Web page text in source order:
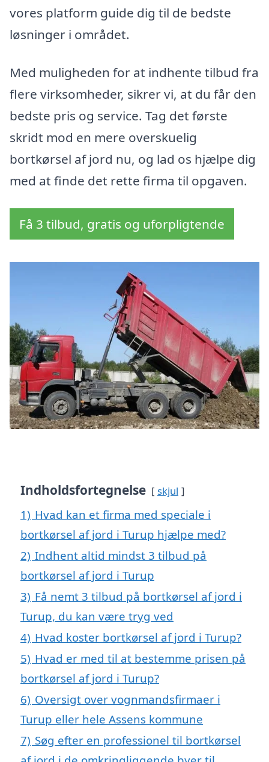
vores platform guide dig til de bedste
løsninger i området.
Med muligheden for at indhente tilbud fra
flere virksomheder, sikrer vi, at du får den
bedste pris og service. Tag det første
skridt mod en mere overskuelig
bortkørsel af jord nu, og lad os hjælpe dig
med at finde det rette firma til opgaven.
Få 3 tilbud, gratis og uforpligtende
Indholdsfortegnelse skjul
1) Hvad kan et firma med speciale i
bortkørsel af jord i Turup hjælpe med?
2) Indhent altid mindst 3 tilbud på
bortkørsel af jord i Turup
3) Få nemt 3 tilbud på bortkørsel af jord i
Turup, du kan være tryg ved
4) Hvad koster bortkørsel af jord i Turup?
5) Hvad er med til at bestemme prisen på
bortkørsel af jord i Turup?
6) Oversigt over vognmandsfirmaer i
Turup eller hele Assens kommune
7) Søg efter en professionel til bortkørsel